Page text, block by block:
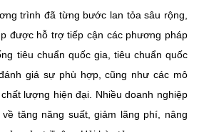
trình đã từng bước lan tỏa sâu rộng,
được hỗ trợ tiếp cận các phương pháp
tiêu chuẩn quốc gia, tiêu chuẩn quốc
giá sự phù hợp, cũng như các mô
lượng hiện đại. Nhiều doanh nghiệp
tăng năng suất, giảm lãng phí, nâng